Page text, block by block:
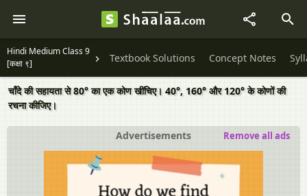
Hindi Medium Class 9
[कक्षा ९]
Textbook Solutions Concept Notes
चाँदे की सहायता से 80° का एक कोण खींचिए। 40°, 160° और 120° के कोणों की
रचना कीजिए।
Advertisements Remove all ads